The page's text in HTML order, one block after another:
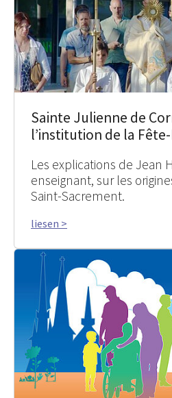
Sainte Julienne de
l’institution de la
Les explications de Jean
enseignant, sur les
Saint-Sacrement.
liesen >